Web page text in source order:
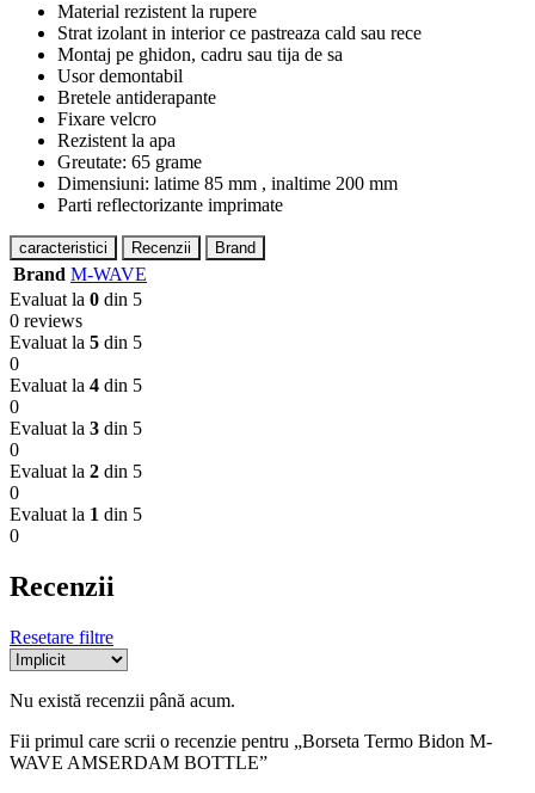
Material rezistent la rupere
Strat izolant in interior ce pastreaza cald sau rece
Montaj pe ghidon, cadru sau tija de sa
Usor demontabil
Bretele antiderapante
Fixare velcro
Rezistent la apa
Greutate: 65 grame
Dimensiuni: latime 85 mm , inaltime 200 mm
Parti reflectorizante imprimate
caracteristici Recenzii Brand
Brand M-WAVE
Evaluat la 0 din 5
0 reviews
Evaluat la 5 din 5
0
Evaluat la 4 din 5
0
Evaluat la 3 din 5
0
Evaluat la 2 din 5
0
Evaluat la 1 din 5
0
Recenzii
Resetare filtre
Nu există recenzii până acum.
Fii primul care scrii o recenzie pentru „Borseta Termo Bidon M-
WAVE AMSERDAM BOTTLE”